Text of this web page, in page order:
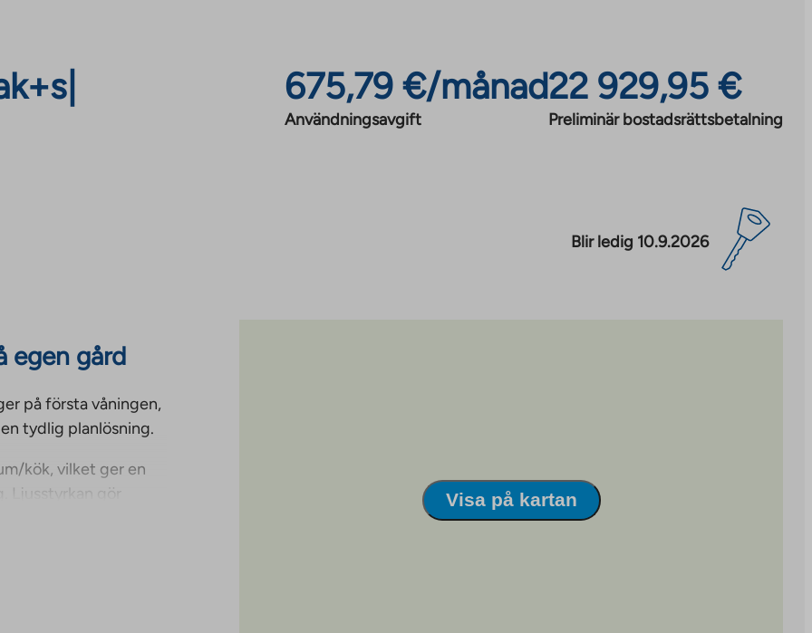
675,79 €/månad
Användningsavgift
22 929,95 €
Preliminär bostadsrättsbetalning
Blir ledig 10.9.2026
egen gård
på första våningen,
tydlig planlösning.
kök, vilket ger en
gör
för fritid.
Visa på kartan